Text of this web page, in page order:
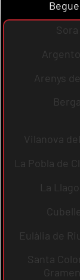
Sora
Arenys
Berga
Vilanova
La Pobla de
La
Eulàlia de
Santa